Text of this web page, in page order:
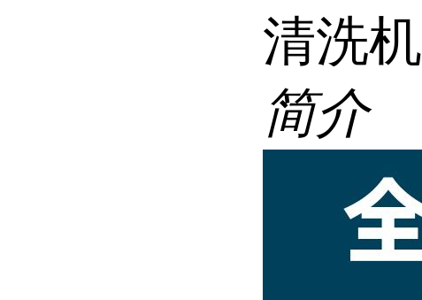
清洗机
简介